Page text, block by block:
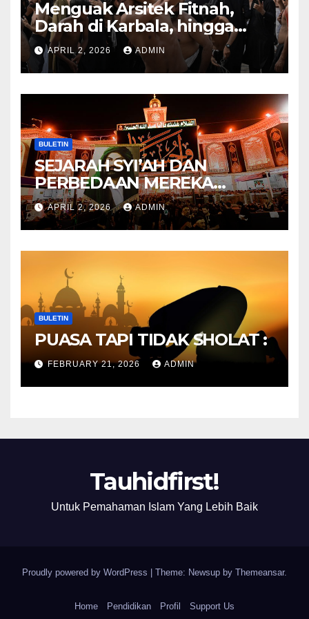
Menguak Arsitek Fitnah,
Darah di Karbala, hingga
Lahirnya Sekte-sekte serta
Mitos Imam Gaib
APRIL 2, 2026 ADMIN
BULETIN
SEJARAH SYI’AH DAN
PERBEDAAN MEREKA
ANTARA DULU DAN
SEKARANG
APRIL 2, 2026 ADMIN
BULETIN
PUASA TAPI TIDAK SHOLAT :
FEBRUARY 21, 2026 ADMIN
Tauhidfirst!
Untuk Pemahaman Islam Yang Lebih Baik
Proudly powered by WordPress Theme: Newsup by Themeansar.
Home Pendidikan Profil Support Us